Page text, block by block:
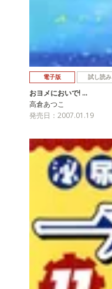
電子版 試し読み
おヨメにおいで! …
高倉あつこ
発売日：2007.01.19